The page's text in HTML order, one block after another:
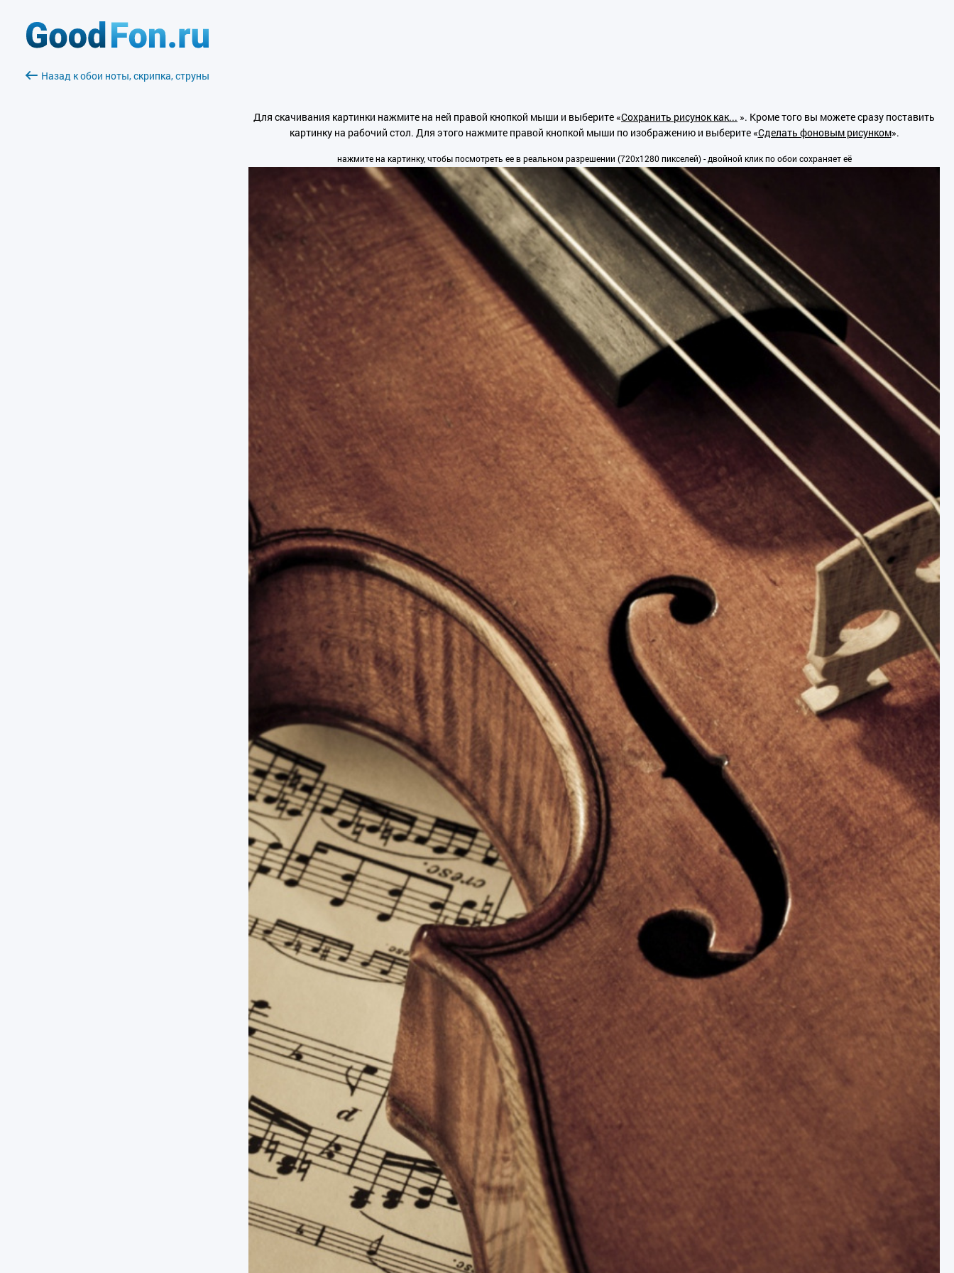
Назад к обои ноты, скрипка, струны
Для скачивания картинки нажмите на ней правой кнопкой мыши и выберите «Сохранить рисунок как... ». Кроме того вы можете сразу поставить
картинку на рабочий стол. Для этого нажмите правой кнопкой мыши по изображению и выберите «Сделать фоновым рисунком».
нажмите на картинку, чтобы посмотреть ее в реальном разрешении (720x1280 пикселей) - двойной клик по обои сохраняет её